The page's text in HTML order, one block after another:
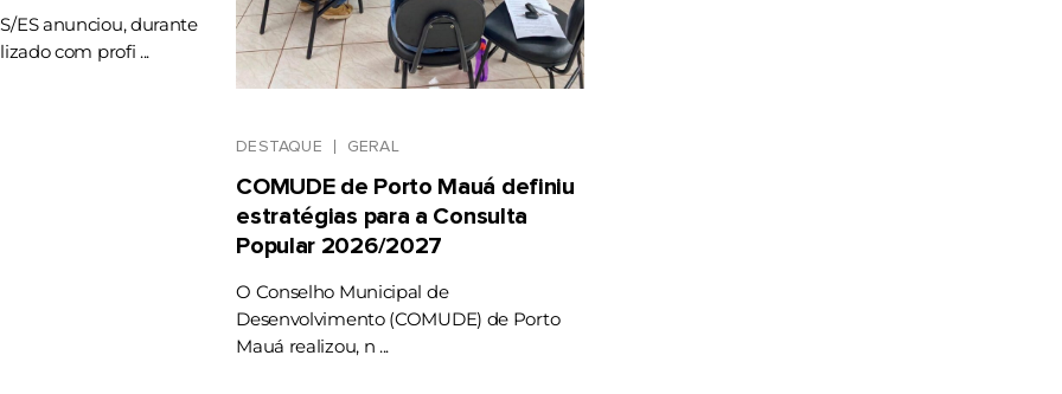
ES anunciou, durante
com profi ...
DESTAQUE GERAL
COMUDE de Porto Mauá definiu
estratégias para a Consulta
Popular 2026/2027
O Conselho Municipal de
Desenvolvimento (COMUDE) de Porto
Mauá realizou, n ...